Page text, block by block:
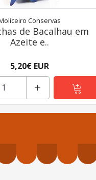
Conservas
de Bacalhau em
Azeite e..
5,20€ EUR
+